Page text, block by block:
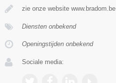
zie onze website www.bradom.be
Diensten onbekend
Openingstijden onbekend
Sociale media: